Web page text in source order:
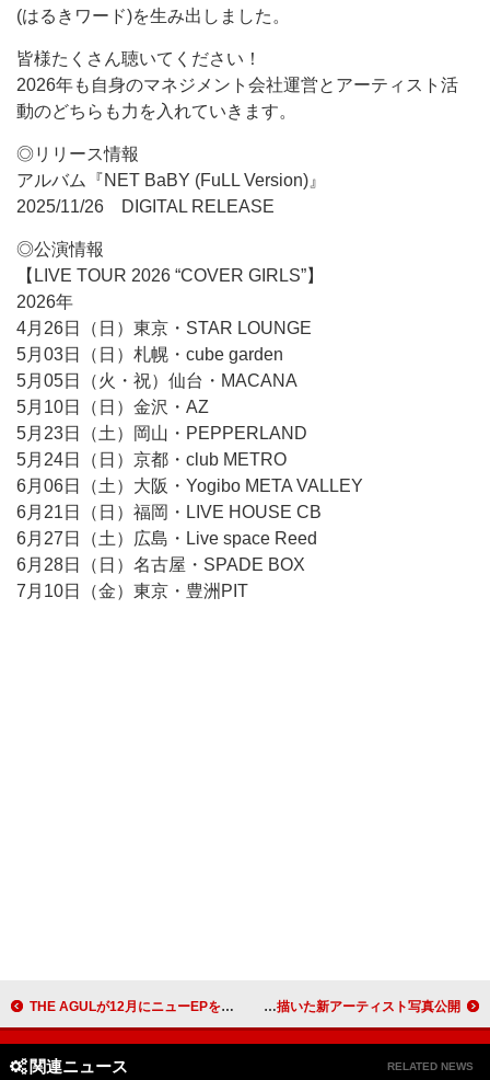
(はるきワード)を生み出しました。
皆様たくさん聴いてください！
2026年も自身のマネジメント会社運営とアーティスト活
動のどちらも力を入れていきます。
◎リリース情報
アルバム『NET BaBY (FuLL Version)』
2025/11/26 DIGITAL RELEASE
◎公演情報
【LIVE TOUR 2026 “COVER GIRLS”】
2026年
4月26日（日）東京・STAR LOUNGE
5月03日（日）札幌・cube garden
5月05日（火・祝）仙台・MACANA
5月10日（日）金沢・AZ
5月23日（土）岡山・PEPPERLAND
5月24日（日）京都・club METRO
6月06日（土）大阪・Yogibo META VALLEY
6月21日（日）福岡・LIVE HOUSE CB
6月27日（土）広島・Live space Reed
6月28日（日）名古屋・SPADE BOX
7月10日（金）東京・豊洲PIT
THE AGULが12月にニューEPをリリース、来年には東名阪ワンマンライブツアーが決定 僕が見たかった青空、“儚くも甘い青春”を描いた新アーティスト写真公開
関連ニュース RELATED NEWS